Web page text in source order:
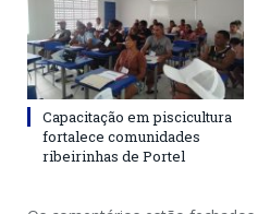
Capacitação em piscicultura
fortalece comunidades
ribeirinhas de Portel